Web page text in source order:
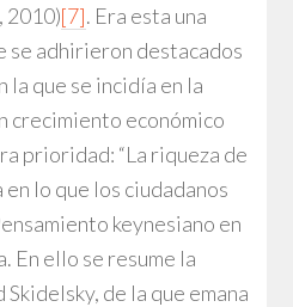
2010)[7]. Era esta una
se adhirieron destacados
la que se incidía en la
crecimiento económico
prioridad: “La riqueza de
en lo que los ciudadanos
keynesiano en
En ello se resume la
de la que emana